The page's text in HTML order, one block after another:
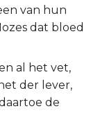
van hun
dat bloed
al het vet,
der lever,
de